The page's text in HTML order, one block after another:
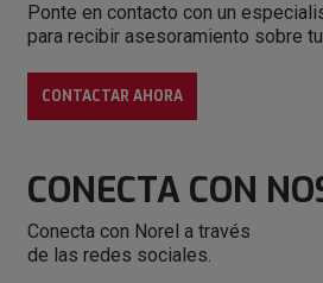
Ponte en contacto con un
para recibir asesoramiento sobre
CONTACTAR AHORA
CONECTA CON
Conecta con Norel a través
de las redes sociales.